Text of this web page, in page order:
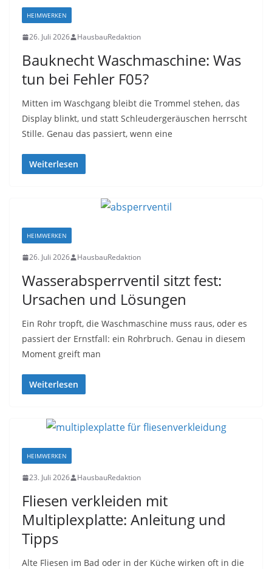
HEIMWERKEN
26. Juli 2026 HausbauRedaktion
Bauknecht Waschmaschine: Was
tun bei Fehler F05?
Mitten im Waschgang bleibt die Trommel stehen, das
Display blinkt, und statt Schleudergeräuschen herrscht
Stille. Genau das passiert, wenn eine
Weiterlesen
HEIMWERKEN
26. Juli 2026 HausbauRedaktion
Wasserabsperrventil sitzt fest:
Ursachen und Lösungen
Ein Rohr tropft, die Waschmaschine muss raus, oder es
passiert der Ernstfall: ein Rohrbruch. Genau in diesem
Moment greift man
Weiterlesen
HEIMWERKEN
23. Juli 2026 HausbauRedaktion
Fliesen verkleiden mit
Multiplexplatte: Anleitung und
Tipps
Alte Fliesen im Bad oder in der Küche wirken oft in die